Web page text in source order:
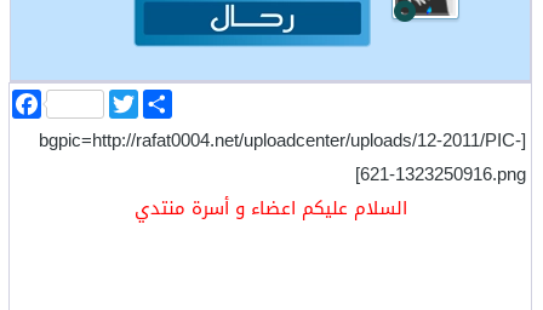
a
c
T
w
i
r
ن
ش
[bgpic=http://rafat0004.net/uploadcenter/uploads/12-2011/PIC-
621-1323250916.png]
السلام عليكم اعضاء و أسرة منتدي